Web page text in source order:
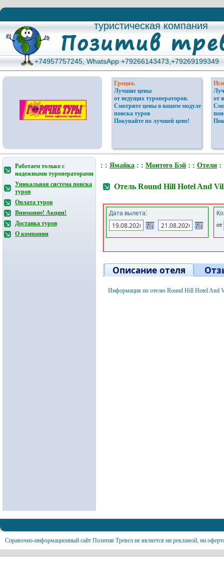
туристическая компания
туристическая компания
+74957757245, WhatsApp +79266143473,+79269199349
+74957757245, WhatsApp +79266143473,+79269199349
Греция.
Лучшие цены
от ведущих туроператоров.
Смотрите цены в нашем модуле
поиска туров
Покупайте по лучшей цене!
от
Работаем только с
надежными туроператорами
Уникальная система поиска
туров
Оплата туров
Внимание! Акции!
Доставка туров
О компании
: : Ямайка : : Монтего Бэй : : Отели :
Отель Round Hill Hotel And
Дата вылета:
от
Описание отеля
Информация по отелю Round Hill Hotel And
Справочно-информационный сайт Позитив Тревел не является ни рекламой, ни